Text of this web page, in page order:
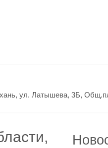
ул. Латышева, 3Б,